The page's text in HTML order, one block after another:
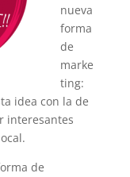
nueva
forma
de
marke
ting:
idea con la de
interesantes
de